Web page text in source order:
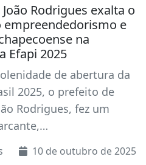
Rodrigues exalta o
empreendedorismo e
na
Efapi 2025
de abertura da
2025, o prefeito de
Rodrigues, fez um
10 de outubro de 2025